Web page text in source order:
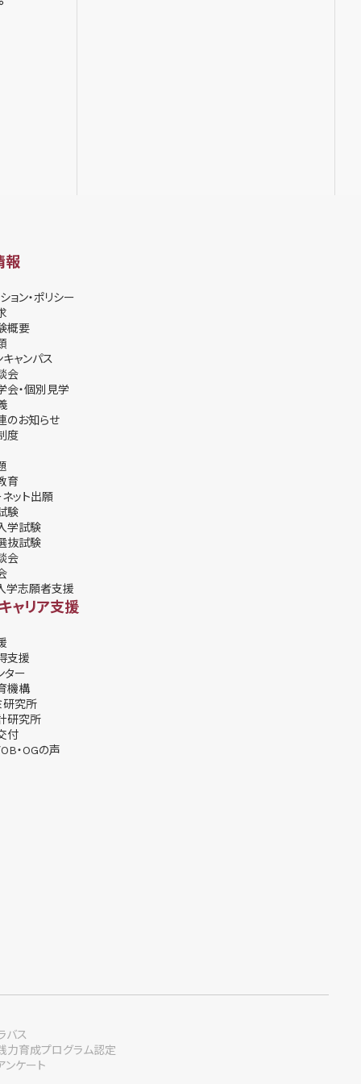
報
ョン・ポリシー
概要
ャンパス
会
会・個別⾒学
のお知らせ
度
育
ット出願
験
学試験
抜試験
会
学志願者支援
ャリア支援
支援
ター
機構
研究所
研究所
付
・OGの声
バス
力育成プログラム認定
ンケート